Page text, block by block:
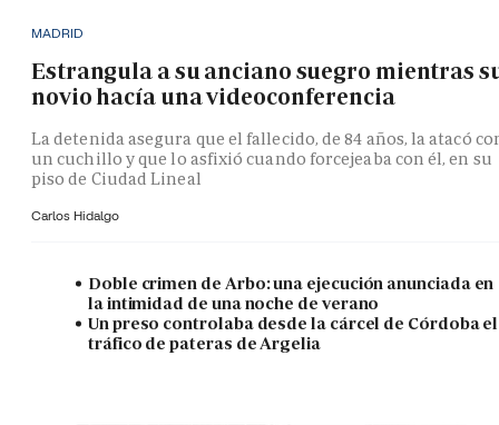
MADRID
Estrangula a su anciano suegro mientras
novio hacía una videoconferencia
La detenida asegura que el fallecido, de 84 años, la atacó
un cuchillo y que lo asfixió cuando forcejeaba con él, en su
piso de Ciudad Lineal
Carlos Hidalgo
Doble crimen de Arbo: una ejecución anunciada en
la intimidad de una noche de verano
Un preso controlaba desde la cárcel de Córdoba el
tráfico de pateras de Argelia